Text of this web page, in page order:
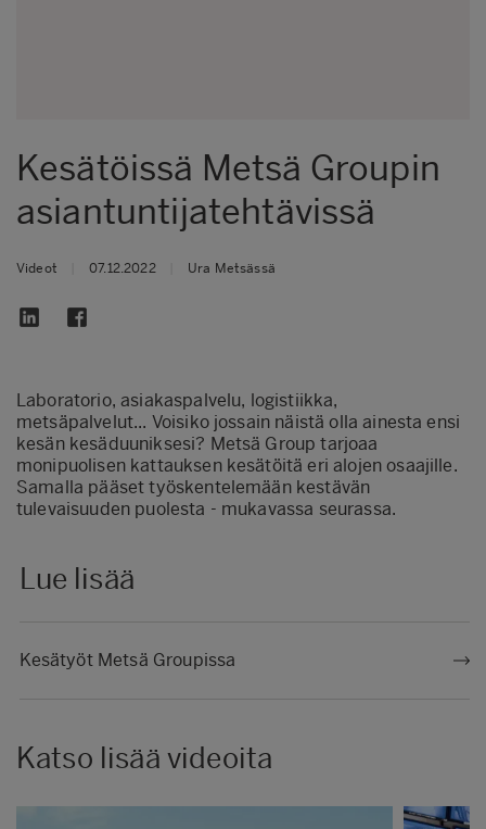
Kesätöissä Metsä Groupin
asiantuntijatehtävissä
Videot 07.12.2022 Ura Metsässä
Laboratorio, asiakaspalvelu, logistiikka,
metsäpalvelut... Voisiko jossain näistä olla ainesta ensi
kesän kesäduuniksesi? Metsä Group tarjoaa
monipuolisen kattauksen kesätöitä eri alojen osaajille.
Samalla pääset työskentelemään kestävän
tulevaisuuden puolesta - mukavassa seurassa.
Lue lisää
Kesätyöt Metsä Groupissa
Katso lisää videoita